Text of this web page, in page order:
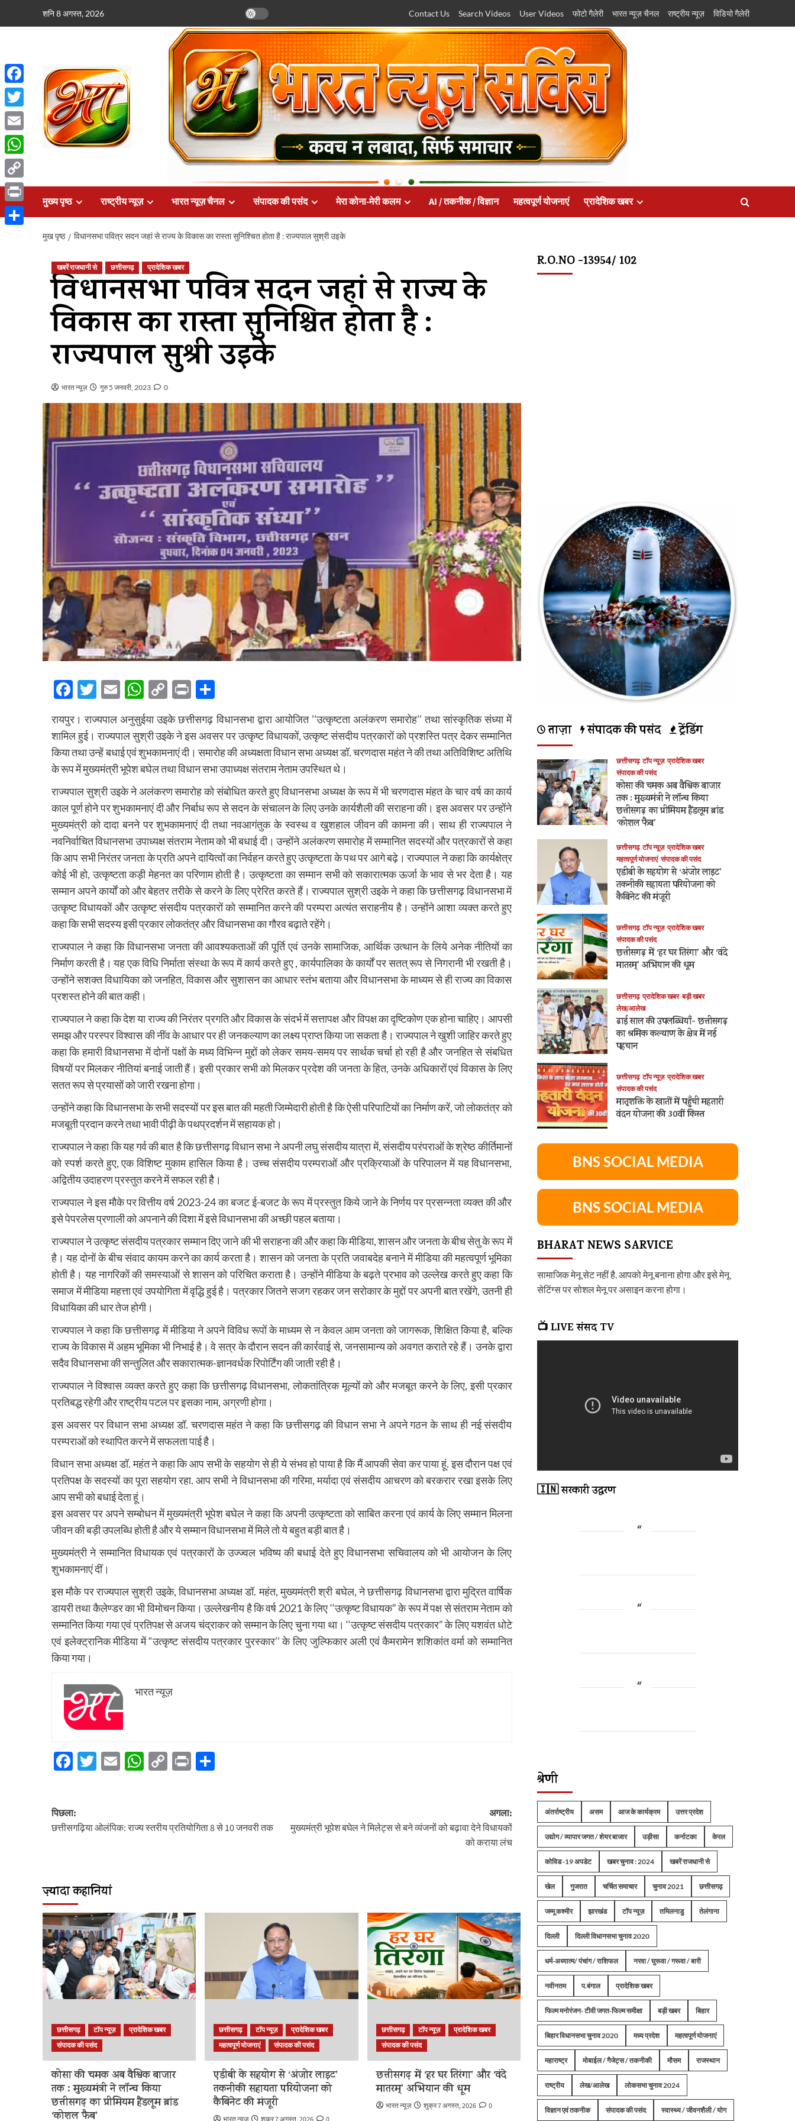
शनि 8 अगस्त, 2026 Contact Us Search Videos User Videos फोटो गैलेरी भारत न्यूज़ चैनल राष्ट्रीय न्यूज़ विडियो गैलेरी
मुख्य पृष्ठ राष्ट्रीय न्यूज़ भारत न्यूज़ चैनल संपादक की पसंद मेरा कोना-मेरी कलम AI / तकनीक / विज्ञान महत्वपूर्ण योजनाएं प्रादेशिक खबर
मुख पृष्ठ विधानसभा पवित्र सदन जहां से राज्य के विकास का रास्ता सुनिश्चित होता है : राज्यपाल सुश्री उइके
खबरें राजधानी से छत्तीसगढ़ प्रादेशिक खबर
विधानसभा पवित्र सदन जहां से राज्य के
विकास का रास्ता सुनिश्चित होता है :
राज्यपाल सुश्री उइके
भारत न्यूज़ गुरु 5 जनवरी, 2023 0
Facebook
Twitter
EmailWhatsApp
Copy
Link
Print
रायपुर। राज्यपाल अनुसुईया उइके छत्तीसगढ़ विधानसभा द्वारा आयोजित ’’उत्कृष्टता अलंकरण समारोह’’ तथा सांस्कृतिक संध्या में
शामिल हुई। राज्यपाल सुश्री उइके ने इस अवसर पर उत्कृष्ट विधायकों, उत्कृष्ट संसदीय पत्रकारों को प्रशस्ति पत्र देकर सम्मानित
किया तथा उन्हें बधाई एवं शुभकामनाएं दी। समारोह की अध्यक्षता विधान सभा अध्यक्ष डॉ. चरणदास महंत ने की तथा अतिविशिष्ट अतिथि
के रूप में मुख्यमंत्री भूपेश बघेल तथा विधान सभा उपाध्यक्ष संतराम नेताम उपस्थित थे।
राज्यपाल सुश्री उइके ने अलंकरण समारोह को संबोधित करते हुए विधानसभा अध्यक्ष के रूप में भी चरणदास मंहत के चार वर्ष का कार्य
काल पूर्ण होने पर शुभकामनाएं दी और निर्बाध रूप से सदन के संचालन के लिए उनके कार्यशैली की सराहना की। इस अवसर पर उन्होंने
मुख्यमंत्री को दादा बनने पर शुभकामनाएं दी तथा नवआगंतुक के स्वस्थ व खुशहाल जीवन की कामना की। साथ ही राज्यपाल ने
नवनिर्वाचित विधानसभा उपाध्यक्ष संतराम नेताम को भी बधाई दी। उन्होंने अलंकरण समारोह में सम्मानित सदस्यों और पत्रकारों से कहा
कि आप सभी निरंतर जनता के प्रति अपने दायित्वों का निर्वहन करते हुए उत्कृष्टता के पथ पर आगे बढ़े। राज्यपाल ने कहा कि कार्यक्षेत्र
कोई भी हो, उत्कृष्टता कड़ी मेहनत का परिणाम होती है। उत्कृष्टता का सम्मान सभी को सकारात्मक ऊर्जा के भाव से भर देता है। यह
सम्मान अपने कार्याें को और बेहतर तरीके से करने के लिए प्रेरित करते हैं। राज्यपाल सुश्री उइके ने कहा कि छत्तीसगढ़ विधानसभा में
उत्कृष्ट विधायकों और उत्कृष्ट संसदीय पत्रकारों को सम्मानित करने की परम्परा अत्यंत सराहनीय है। उन्होंने आशा व्यक्त करते हुए
कहा कि सभी सदस्य इसी प्रकार लोकतंत्र और विधानसभा का गौरव बढ़ाते रहेंगे।
राज्यपाल ने कहा कि विधानसभा जनता की आवश्यकताओं की पूर्ति एवं उनके सामाजिक, आर्थिक उत्थान के लिये अनेक नीतियों का
निर्माण करती है। यह एक विधि निर्माता संस्था के रूप में कार्य करते हुए , कार्यपालिका के कार्यों पर सतत् रूप से निगरानी भी रखती है।
उन्होंने सशक्त विधायिका को जनहित, विकास और सुशासन का आधार स्तंभ बताया और विधानसभा के माध्यम से ही राज्य का विकास
प्रशस्त होने की बात कही।
राज्यपाल ने कहा कि देश या राज्य की निरंतर प्रगति और विकास के संदर्भ में सत्तापक्ष और विपक्ष का दृष्टिकोण एक होना चाहिए। आपसी
समझ और परस्पर विश्वास की नींव के आधार पर ही जनकल्याण का लक्ष्य प्राप्त किया जा सकता है। राज्यपाल ने खुशी जाहिर करते हुए
कहा कि हमारी विधानसभा में दोनों पक्षों के मध्य विभिन्न मुद्दों को लेकर समय-समय पर सार्थक चर्चा हो रही है और जनहित से संबधित
विषयों पर मिलकर नीतियां बनाई जाती हैं। इसी प्रकार सभी को मिलकर प्रदेश की जनता के हित, उनके अधिकारों एवं विकास के लिए
सतत रूप से प्रयासों को जारी रखना होगा।
उन्होंने कहा कि विधानसभा के सभी सदस्यों पर इस बात की महती जिम्मेदारी होती है कि ऐसी परिपाटियों का निर्माण करें, जो लोकतंत्र को
मजबूती प्रदान करने तथा भावी पीढ़ी के पथप्रदर्शन में सहायक हो।
राज्यपाल ने कहा कि यह गर्व की बात है कि छत्तीसगढ़ विधान सभा ने अपनी लघु संसदीय यात्रा में, संसदीय परंपराओं के श्रेष्ठ कीर्तिमानों
को स्पर्श करते हुए, एक विशिष्ट मुकाम हासिल किया है। उच्च संसदीय परम्पराओं और प्रक्रियाओं के परिपालन में यह विधानसभा,
अद्वितीय उदाहरण प्रस्तुत करने में सफल रही हैै।
राज्यपाल ने इस मौके पर वित्तीय वर्ष 2023-24 का बजट ई-बजट के रूप में प्रस्तुत किये जाने के निर्णय पर प्रसन्नता व्यक्त की और
इसे पेपरलेस प्रणाली को अपनाने की दिशा में इसे विधानसभा की अच्छी पहल बताया।
राज्यपाल ने उत्कृष्ट संसदीय पत्रकार सम्मान दिए जाने की भी सराहना की और कहा कि मीडिया, शासन और जनता के बीच सेतु के रूप में
है। यह दोनों के बीच संवाद कायम करने का कार्य करता है। शासन को जनता के प्रति जवाबदेह बनाने में मीडिया की महत्वपूर्ण भूमिका
होती है। यह नागरिकों की समस्याओं से शासन को परिचित कराता है। उन्होंने मीडिया के बढ़ते प्रभाव को उल्लेख करते हुए कहा कि
समाज में मीडिया महत्ता एवं उपयोगिता में वृद्धि हुई है। पत्रकार जितने सजग रहकर जन सरोकार के मुद्दों पर अपनी बात रखेंगे, उतनी ही
विधायिका की धार तेज होगी।
राज्यपाल ने कहा कि छत्तीसगढ़ में मीडिया ने अपने विविध रूपों के माध्यम से न केवल आम जनता को जागरूक, शिक्षित किया है, बल्कि
राज्य के विकास में अहम भूमिका भी निभाई है। वे सत्र के दौरान सदन की कार्रवाई से, जनसामान्य को अवगत कराते रहे हैं। उनके द्वारा
सदैव विधानसभा की सन्तुलित और सकारात्मक-ज्ञानवर्धक रिपोर्टिंग की जाती रही है।
राज्यपाल ने विश्वास व्यक्त करते हुए कहा कि छत्तीसगढ़ विधानसभा, लोकतांत्रिक मूल्यों को और मजबूत करने के लिए, इसी प्रकार
प्रतिबद्ध रहेगी और राष्ट्रीय पटल पर इसका नाम, अग्रणी होगा।
इस अवसर पर विधान सभा अध्यक्ष डॉ. चरणदास महंत ने कहा कि छत्तीसगढ़ की विधान सभा ने अपने गठन के साथ ही नई संसदीय
परम्पराओं को स्थापित करने में सफलता पाई है।
विधान सभा अध्यक्ष डॉ. महंत ने कहा कि आप सभी के सहयोग से ही ये संभव हो पाया है कि मैं आपकी सेवा कर पाया हूं. इस दौरान पक्ष एवं
प्रतिपक्ष के सदस्यों का पूरा सहयोग रहा. आप सभी ने विधानसभा की गरिमा, मर्यादा एवं संसदीय आचरण को बरकरार रखा इसके लिए
आप सभी को बधाई देता हूं।
इस अवसर पर अपने सम्बोधन में मुख्यमंत्री भूपेश बघेल ने कहा कि अपनी उत्कृष्टता को साबित करना एवं कार्य के लिए सम्मान मिलना
जीवन की बड़ी उपलब्धि होती है और ये सम्मान विधानसभा में मिले तो ये बहुत बड़ी बात है।
मुख्यमंत्री ने सम्मानित विधायक एवं पत्रकारों के उज्ज्वल भविष्य की बधाई देते हुए विधानसभा सचिवालय को भी आयोजन के लिए
शुभकामनाएं दीं।
इस मौके पर राज्यपाल सुश्री उइके, विधानसभा अध्यक्ष डॉ. महंत, मुख्यमंत्री श्री बघेल, ने छत्तीसगढ़ विधानसभा द्वारा मुद्रित वार्षिक
डायरी तथा कैलेण्डर का भी विमोचन किया। उल्लेखनीय है कि वर्ष 2021 के लिए ‘‘उत्कृष्ट विधायक” के रूप में पक्ष से संतराम नेताम को
सम्मानित किया गया एवं प्रतिपक्ष से अजय चंद्राकर को सम्मान के लिए चुना गया था। ‘‘उत्कृष्ट संसदीय पत्रकार” के लिए यशवंत धोटे
एवं इलेक्ट्रानिक मीडिया में “उत्कृष्ट संसदीय पत्रकार पुरस्कार’’ के लिए जुल्फिकार अली एवं कैमरामेन शशिकांत वर्मा को सम्मानित
किया गया।
भारत न्यूज़
Facebook
Twitter
EmailWhatsApp
Copy
Print
पोस्ट
नेविगेशन
पिछला:
छत्तीसगढ़िया ओलंपिक: राज्य स्तरीय प्रतियोगिता 8 से 10 जनवरी तक
अगला:
मुख्यमंत्री भूपेश बघेल ने मिलेट्स से बने व्यंजनों को बढ़ावा देने विधायकों
को कराया लंच
ज़्यादा कहानियां
छत्तीसगढ़ टॉप न्यूज़
प्रादेशिक खबर
संपादक की पसंद
कोसा की चमक अब वैश्विक बाजार
तक : मुख्यमंत्री ने लॉन्च किया
छत्तीसगढ़ का प्रीमियम हैंडलूम ब्रांड
‘कोशल फैब’
छत्तीसगढ़ टॉप न्यूज़
प्रादेशिक खबर
महत्वपूर्ण योजनाएं
संपादक की पसंद
एडीबी के सहयोग से ‘अंजोर लाइट’
तकनीकी सहायता परियोजना को
कैबिनेट की मंजूरी
छत्तीसगढ़ टॉप न्यूज़
प्रादेशिक खबर
संपादक की पसंद
छत्तीसगढ़ में ‘हर घर तिरंगा’ और ‘वंदे
मातरम्’ अभियान की धूम
भारत न्यूज़ शुक्र 7 अगस्त, 2026 0
R.O.NO -13954/ 102
ताज़ा संपादक की पसंद ट्रेंडिंग
छत्तीसगढ़ टॉप न्यूज़ प्रादेशिक खबर
संपादक की पसंद
कोसा की चमक अब वैश्विक बाजार
तक : मुख्यमंत्री ने लॉन्च किया
छत्तीसगढ़ का प्रीमियम हैंडलूम ब्रांड
‘कोशल फैब’
छत्तीसगढ़ टॉप न्यूज़ प्रादेशिक खबर
महत्वपूर्ण योजनाएं संपादक की पसंद
एडीबी के सहयोग से ‘अंजोर लाइट’
तकनीकी सहायता परियोजना को
कैबिनेट की मंजूरी
छत्तीसगढ़ टॉप न्यूज़ प्रादेशिक खबर
संपादक की पसंद
छत्तीसगढ़ में ‘हर घर तिरंगा’ और ‘वंदे
मातरम्’ अभियान की धूम
छत्तीसगढ़ प्रादेशिक खबर बड़ी खबर
लेख/आलेख
ढाई साल की उपलब्धियाँ- छत्तीसगढ़
का श्रमिक कल्याण के क्षेत्र में नई
पहचान
छत्तीसगढ़ टॉप न्यूज़ प्रादेशिक खबर
संपादक की पसंद
मातृशक्ति के खातों में पहुँची महतारी
वंदन योजना की 30वीं किस्त
BNS SOCIAL MEDIA
BNS SOCIAL MEDIA
BHARAT NEWS SARVICE
सामाजिक मेनू सेट नहीं है. आपको मेनू बनाना होगा और इसे मेनू
सेटिंग्स पर सोशल मेनू पर असाइन करना होगा।
📺 LIVE संसद TV
🇮🇳 सरकारी उद्धरण
श्रेणी
अंतर्राष्ट्रीय असम आज के कार्यक्रम उत्तर प्रदेश
उद्योग / व्यापार जगत / शेयर बाजार उड़ीसा कर्नाटका केरल
कोविड -19 अपडेट खबर चुनाव : 2024 खबरें राजधानी से
खेल गुजरात चर्चित समाचार चुनाव 2021 छत्तीसगढ़
जम्मू कश्मीर झारखंड टॉप न्यूज़ तमिलनाडु तेलंगाना
दिल्ली दिल्ली विधानसभा चुनाव 2020
धर्म-अध्यात्म/ पंचांग / राशिफल नरवा / घुरूवा / गरूवा / बारी
नवीनतम प.बंगाल प्रादेशिक खबर
फिल्म मनोरंजन- टीवी जगत-फिल्म समीक्षा बड़ी खबर बिहार
बिहार विधानसभा चुनाव 2020 मध्य प्रदेश महत्वपूर्ण योजनाएं
महाराष्ट्र मोबाईल / गैजेट्स / तकनीकी मौसम राजस्थान
राष्ट्रीय लेख/आलेख लोकसभा चुनाव 2024
विज्ञान एवं तकनीक संपादक की पसंद स्वास्थ्य / जीवनशैली / योग
Facebook
Twitter
Email
WhatsApp
Copy
Link
Print